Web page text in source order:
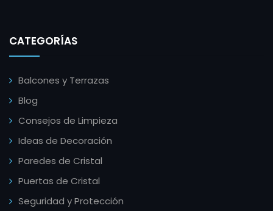
CATEGORÍAS
Balcones y Terrazas
Blog
Consejos de Limpieza
Ideas de Decoración
Paredes de Cristal
Puertas de Cristal
Seguridad y Protección